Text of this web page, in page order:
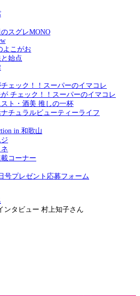
スグレMONO
よこがお
始点
ェック！！スーパーのイマコレ
チェック！！スーパーのイマコレ
ト・酒美 推しの一杯
チュラルビューティーライフ
in 和歌山
コーナー
号プレゼント応募フォーム
ンタビュー 村上知子さん